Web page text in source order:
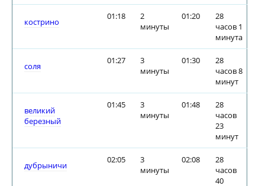
кострино
01:18
2
минуты
01:20
28
часов 1
минута
соля
01:27
3
минуты
01:30
28
часов 8
минут
великий
березный
01:45
3
минуты
01:48
28
часов
23
минут
дубрыничи
02:05
3
минуты
02:08
28
часов
40